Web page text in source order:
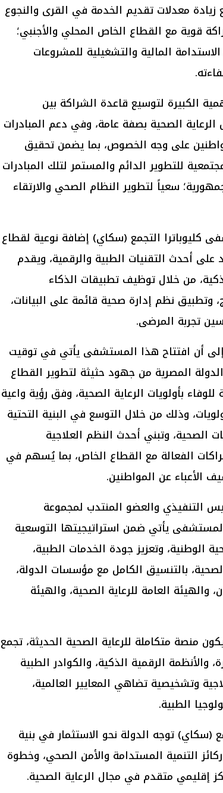
زيادة معدلات تقديم الخدمة في القرى والنجوع
قوية مع القطاع الخاص المحلي والأجنبي؛
المالية والتشغيلية للمشروعات
الكبيرة لتوسيع قاعدة الشراكة بين
الصحية بصفة عامة، وفي دعم المبادرات
على وجه الخصوص، بما يضمن تحقيق
للتطوير الدائم والمستمر لتلك المبادرات
سعياً لتطوير النظام الصحي والارتقاء
كليوباترا التجمع (سكاي) إضافة نوعية لقطاع
أحدث التقنيات الطبية والرقمية، ويقدم
من خلال توظيف تطبيقات الذكاء
نظم إدارة صحية قائمة على البيانات،
تجربة المرضى.
أن افتتاح هذا المستشفى يأتي في توقيت
المصرية من جهود حثيثة لتطوير القطاع
بأولويات الرعاية الصحية، وفق رؤية واعية
وذلك من خلال التوسع في البنية التحتية
الصحية، وتبني أحدث النظم العلاجية
الفعالة مع القطاع الخاص، بما يُسهم في
الأعباء عن المواطنين.
التنفيذي والعضو المنتدب لمجموعة
يأتي ضمن استراتيجيتها التوسعية
الوطنية، وتعزيز جودة الخدمات الطبية،
بالتنسيق الكامل مع مؤسسات الدولة،
العامة للرعاية الصحية، والهيئة
منصة متكاملة للرعاية الصحية الحديثة، تجمع
والأنظمة الرقمية الذكية، والكوادر الطبية
وتشخيصية تضاهي المعايير العالمية،
الطبية.
توجه الدولة نحو الاستثمار في بنية
التنمية المستدامة والأمن الصحي، وخطوة
إقليمي متقدم في مجال الرعاية الصحية.